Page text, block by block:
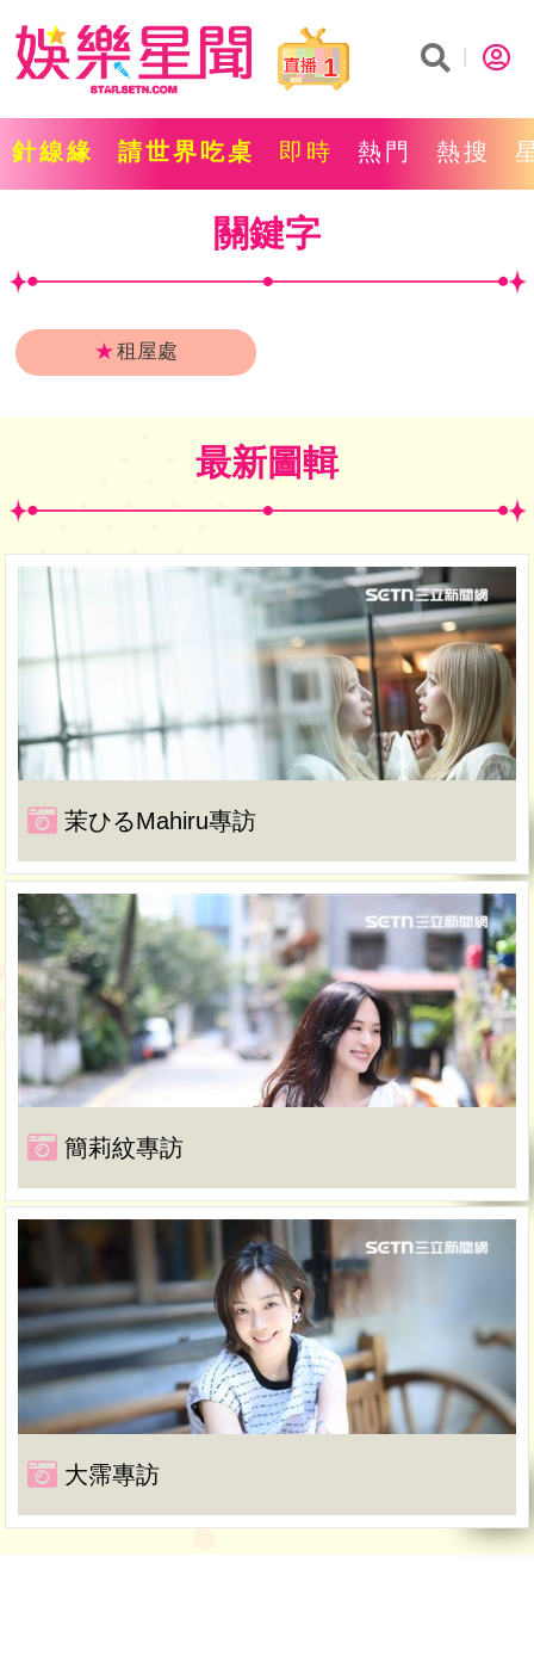
1
針線緣 請世界吃桌 即時 熱門 熱搜
關鍵字
★租屋處
最新圖輯
茉ひるMahiru專訪
簡莉紋專訪
大霈專訪